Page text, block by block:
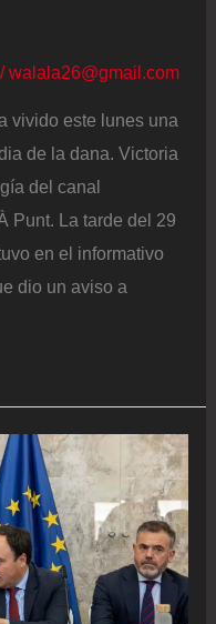
/walala26@gmail.com
vivido este lunes una
de la dana. Victoria
del canal
Punt. La tarde del 29
en el informativo
dio un aviso a